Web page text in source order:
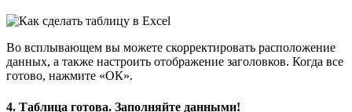
Во всплывающем вы можете скорректировать расположение
данных, а также настроить отображение заголовков. Когда все
готово, нажмите «ОК».
4. Таблица готова. Заполняйте данными!